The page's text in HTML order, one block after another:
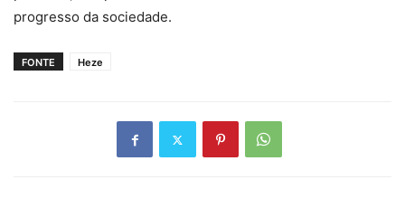
progresso da sociedade.
FONTE Heze